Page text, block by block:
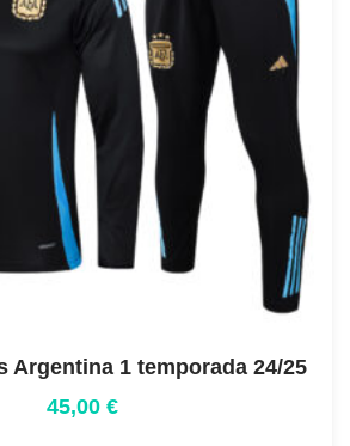
Argentina 1 temporada 24/25
45,00 €